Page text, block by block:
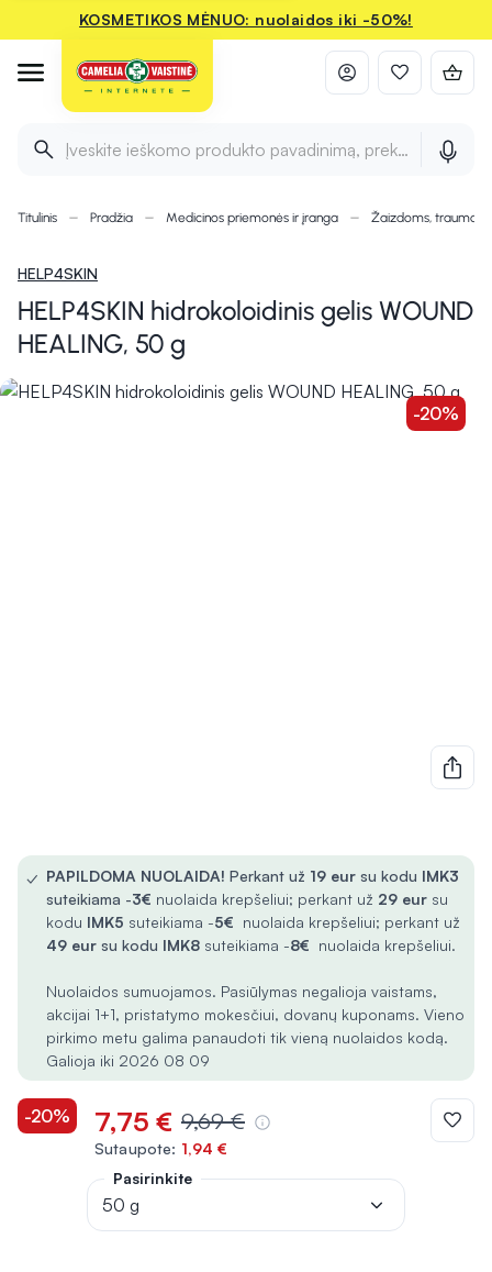
KOSMETIKOS MĖNUO: nuolaidos iki -50%!
Įveskite ieškomo produkto pavadinimą, prekės ženklą ir
Titulinis Pradžia Medicinos priemonės ir įranga Žaizdoms,
HELP4SKIN
HELP4SKIN hidrokoloidinis gelis WOUND
HEALING, 50 g
-20%
✓ PAPILDOMA NUOLAIDA! Perkant už 19 eur su kodu IMK3
suteikiama -3€ nuolaida krepšeliui; perkant už 29 eur su
kodu IMK5 suteikiama -5€ nuolaida krepšeliui; perkant už
49 eur su kodu IMK8 suteikiama -8€ nuolaida krepšeliui.
Nuolaidos sumuojamos. Pasiūlymas negalioja vaistams,
akcijai 1+1, pristatymo mokesčiui, dovanų kuponams. Vieno
pirkimo metu galima panaudoti tik vieną nuolaidos kodą.
Galioja iki 2026 08 09
-20% 7,75 € 9,69 €
Sutaupote: 1,94 €
Pasirinkite
50 g